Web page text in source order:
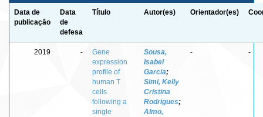
Data de
publicação
Data
de
defesa
Título Autor(es) Orientador(es)
2019 -
Gene
expression
profile of
human T
cells
following a
single
Sousa,
Isabel
Garcia;
Simi, Kelly
Cristina
Rodrigues;
Almo,
- -